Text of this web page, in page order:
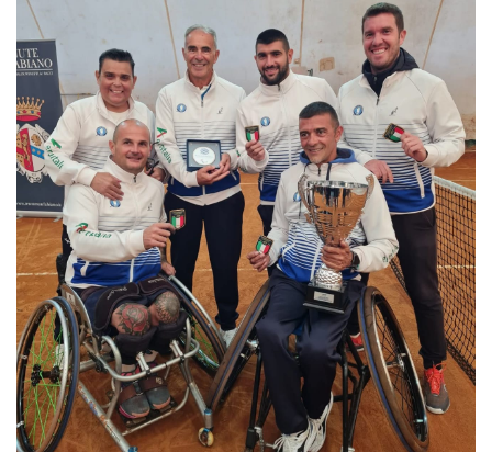
Struttura
Tornei
Wheelchair
News
Rassegna Stampa
Contatti